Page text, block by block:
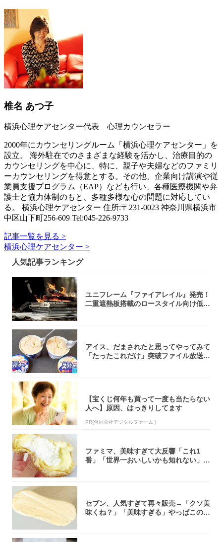
椎名 あつ子
横浜心理ケアセンター代表 心理カウンセラー
2000年にカウンセリングルーム「横浜心理ケアセンター」を
設立。 海外駐在でのさまざまな経験を活かし、治療目的の
カウンセリングを中心に、特に、親子や夫婦などのファミリ
ーカウンセリングを得意とする。その他、企業向け講演や従
業員支援プログラム（EAP）なども行い、各種医療機関や弁
護士と協力体制のもと、多種多様な心の問題に対応してい
る。 横浜心理ケアセンター 住所:〒231-0023 神奈川県横浜市
中区山下町256-609 Tel:045-226-9733
記事一覧を見る >
横浜心理ケアセンター >
人気記事ランキング
ユニフレーム『ファイアレイル』発売！
二重遮熱板搭載のロースタイル向け低型
アイス、だまされたと思ってやってみて
「たったこれだけ」突破ファイル放送で
【宝くじ何年も買って一度も当たらない
人へ】原因、はっきりしてます
PR(合同会社デジタルファーム )
ファミマ、美味すぎて大反響「これ1
番」「世界一おいしいかも知れない」
セブン、人気すぎて再々販売→「クソ美
味くね？」「美味すぎる」やっぱこのク